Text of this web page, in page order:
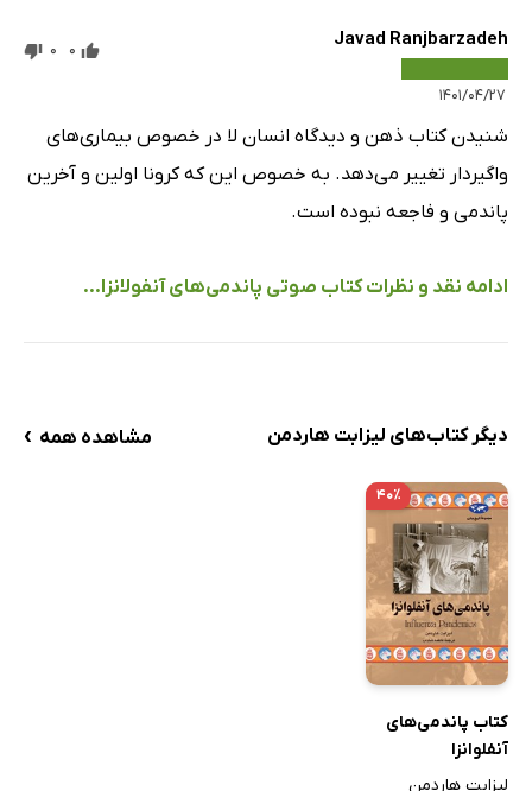
Javad Ranjbarzadeh
۱۴۰۱/۰۴/۲۷
0
0
شنیدن کتاب ذهن و دیدگاه انسان لا در خصوص بیماری‌های
واگیردار تغییر می‌دهد. به خصوص این که کرونا اولین و آخرین
پاندمی و فاجعه نبوده است.
ادامه نقد و نظرات کتاب صوتی پاندمی‌های آنفولانزا...
دیگر کتاب‌های لیزابت هاردمن مشاهده همه ›
۴۰٪
کتاب پاندمی‌های
آنفلوانزا
لیزابت هاردمن